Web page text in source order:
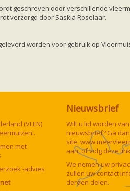
geschreven door verschillende
verzorgd door Saskia Roselaar.
worden voor gebruik op
(VLEN)
met
-advies
Nieuwsbrief
Wilt u lid worden
nieuwsbrief? Ga
site,
aan, of volg dezelink
We nemen uw
zullen uw contact
derden delen.